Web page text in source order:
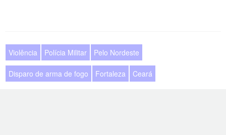
Violência Polícia Militar Pelo Nordeste
Disparo de arma de fogo Fortaleza Ceará